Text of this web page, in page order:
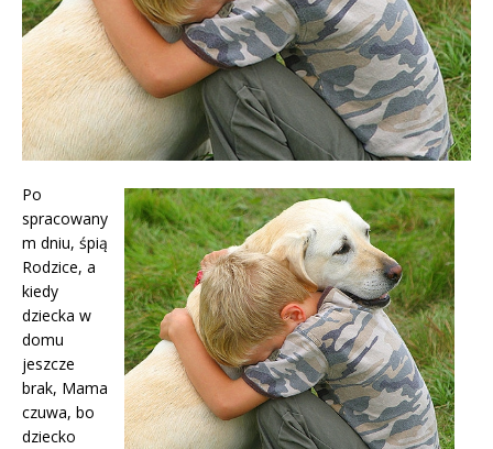
Po
spracowany
m dniu, śpią
Rodzice, a
kiedy
dziecka w
domu
jeszcze
brak, Mama
czuwa, bo
dziecko